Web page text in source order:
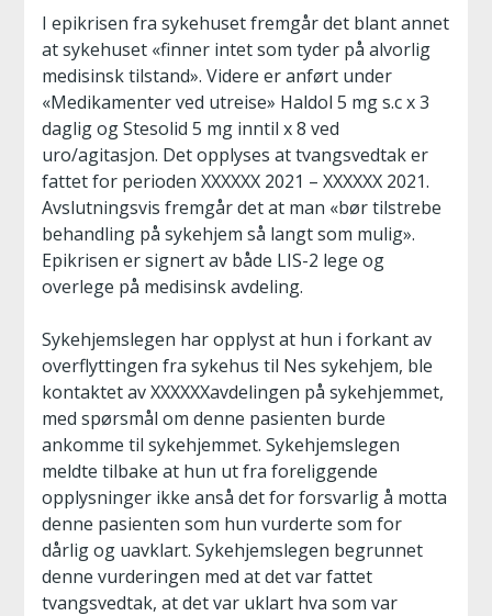
I epikrisen fra sykehuset fremgår det blant annet
at sykehuset «finner intet som tyder på alvorlig
medisinsk tilstand». Videre er anført under
«Medikamenter ved utreise» Haldol 5 mg s.c x 3
daglig og Stesolid 5 mg inntil x 8 ved
uro/agitasjon. Det opplyses at tvangsvedtak er
fattet for perioden XXXXXX 2021 – XXXXXX 2021.
Avslutningsvis fremgår det at man «bør tilstrebe
behandling på sykehjem så langt som mulig».
Epikrisen er signert av både LIS-2 lege og
overlege på medisinsk avdeling.
Sykehjemslegen har opplyst at hun i forkant av
overflyttingen fra sykehus til Nes sykehjem, ble
kontaktet av XXXXXXavdelingen på sykehjemmet,
med spørsmål om denne pasienten burde
ankomme til sykehjemmet. Sykehjemslegen
meldte tilbake at hun ut fra foreliggende
opplysninger ikke anså det for forsvarlig å motta
denne pasienten som hun vurderte som for
dårlig og uavklart. Sykehjemslegen begrunnet
denne vurderingen med at det var fattet
tvangsvedtak, at det var uklart hva som var